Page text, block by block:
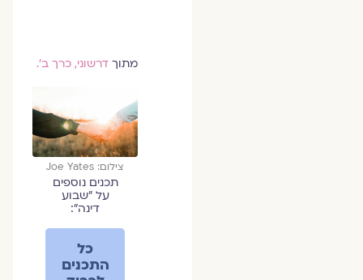
מתוךדרשוני, כרך ב'.
צילום: Joe Yates
תכנים נוספים
על ״שבוע
דינה״:
כל
התכנים